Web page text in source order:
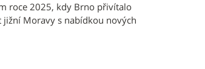
roce 2025, kdy Brno přivítalo
jižní Moravy s nabídkou nových